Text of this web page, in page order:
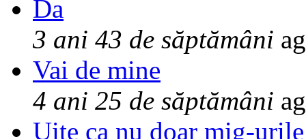
Da
3 ani 43 de săptămâni
Vai de mine
4 ani 25 de săptămâni
Uite ca nu doar mig-urile